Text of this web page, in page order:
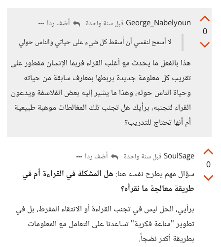
0
George_Nabelyoun قبل سنة واحدة
أضف ردا
لا أسمح لنفسي أن أُسقط كل شيء على حياتي والناس حولي
هذا بالفعل ما يحدث مع أغلب القراء فربما الإنسان مفطور على
تقريب كل معلومة جديدة بربطها بمعارف سابقة من حياته
وحياة الناس حوله، وهذا ما يشير إليه بعض الفلاسفة ويدعون
القراء لتجنبه، برأيك هل تجنب تلك المغالطات موهبة طبيعية
أم أنها تحتاج للتدريب؟
0
SoulSage قبل سنة واحدة أضف ردا
سؤال مهم يطرح نفسه هنا: هل المشكلة في القراءة أم في
طريقة معالجة ما نقرأه؟
برأيي، الحل ليس في تجنب القراءة أو الانتقاء المفرط، بل في
تطوير "مناعة فكرية" تساعدنا على التعامل مع المعلومات
بطريقة أكثر نضجاً.